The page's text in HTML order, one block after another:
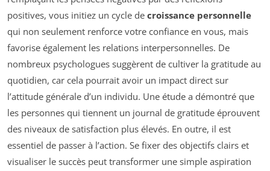
positives, vous initiez un cycle de croissance personnelle
qui non seulement renforce votre confiance en vous, mais
favorise également les relations interpersonnelles. De
nombreux psychologues suggèrent de cultiver la gratitude au
quotidien, car cela pourrait avoir un impact direct sur
l’attitude générale d’un individu. Une étude a démontré que
les personnes qui tiennent un journal de gratitude éprouvent
des niveaux de satisfaction plus élevés. En outre, il est
essentiel de passer à l’action. Se fixer des objectifs clairs et
visualiser le succès peut transformer une simple aspiration